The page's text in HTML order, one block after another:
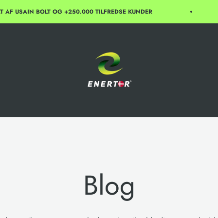
USAIN BOLT OG +250.000 TILFREDSE KUNDER
Blog